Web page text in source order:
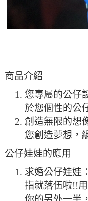
商品介紹
您專屬的公仔
於您個性的公
創造無限的想
您創造夢想，
公仔娃娃的應用
求婚公仔娃娃
指就落伍啦!!
你的另外一半